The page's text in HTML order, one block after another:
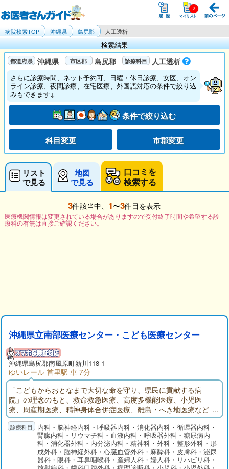
病院検索TOP 沖縄県 島尻郡 人工透析
検索結果
沖縄県 島尻郡 人工透析
さらに診療時間、ネット予約可、日曜・休日診療、女医、オン
ライン診療、夜間診療、在宅医療、外国語対応の条件で絞り込
みもできます↓
条件で絞り込む
科目変更 市郡変更
リスト
で見る
地図
で見る
口コミを
検索する
3件該当中、 1〜3件目を表示
医療機関情報は変更されている場合がありますので受付終了時間や希望する診
療科の有無は直接ご確認ください。
沖縄県立南部医療センター・こども医療センター
沖縄県島尻郡南風原町新川118-1
ゆいレール 首里駅 車 7分
「こどもからおとなまで大切な命を守り、県民に貢献する病
院」の理念のもと、救命救急医療、高度多機能医療、小児医
療、周産期医療、精神身体合併症医療、離島・へき地医療など
を皆様へ提供しています。具体的には、救命救急センター・小
児救命救急センターの365日24時間体制での稼働、脳卒中センタ
ー開設、心臓血管外科チームによる県立病院初のドクターカー
導入、県唯一のPICU(小児集中治療室)完備、総合周産期医療セ
ンター機能の充実、県内初の合併症専用精神科病棟保持、8カ所
内科・脳神経内科・呼吸器内科・消化器内科・循環器内科・
腎臓内科・リウマチ科・血液内科・呼吸器外科・糖尿病内
科・消化器外科・内分泌内科・精神科・外科・整形外科・形
成外科・脳神経外科・心臓血管外科・麻酔科・皮膚科・泌尿
器科・眼科・耳鼻咽喉科・産婦人科・婦人科・リハビリ科・